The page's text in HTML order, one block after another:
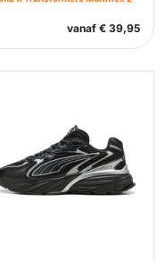
vanaf € 39,95